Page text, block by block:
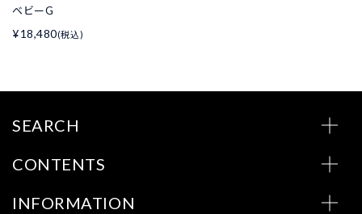
ベビーG
¥18,480(税込)
SEARCH
CONTENTS
INFORMATION